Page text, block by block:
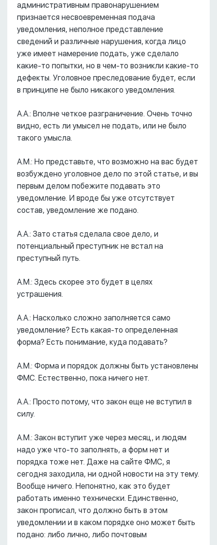
административным правонарушением
признается несвоевременная подача
уведомления, неполное представление
сведений и различные нарушения, когда лицо
уже имеет намерение подать, уже сделало
какие-то попытки, но в чем-то возникли какие-то
дефекты. Уголовное преследование будет, если
в принципе не было никакого уведомления.
А.А.: Вполне четкое разграничение. Очень точно
видно, есть ли умысел не подать, или не было
такого умысла.
А.М.: Но представьте, что возможно на вас будет
возбуждено уголовное дело по этой статье, и вы
первым делом побежите подавать это
уведомление. И вроде бы уже отсутствует
состав, уведомление же подано.
А.А.: Зато статья сделала свое дело, и
потенциальный преступник не встал на
преступный путь.
А.М.: Здесь скорее это будет в целях
устрашения.
А.А.: Насколько сложно заполняется само
уведомление? Есть какая-то определенная
форма? Есть понимание, куда подавать?
А.М.: Форма и порядок должны быть установлены
ФМС. Естественно, пока ничего нет.
А.А.: Просто потому, что закон еще не вступил в
силу.
А.М.: Закон вступит уже через месяц, и людям
надо уже что-то заполнять, а форм нет и
порядка тоже нет. Даже на сайте ФМС, я
сегодня заходила, ни одной новости на эту тему.
Вообще ничего. Непонятно, как это будет
работать именно технически. Единственно,
закон прописал, что должно быть в этом
уведомлении и в каком порядке оно может быть
подано: либо лично, либо почтовым